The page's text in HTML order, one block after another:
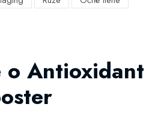
o Antioxidant